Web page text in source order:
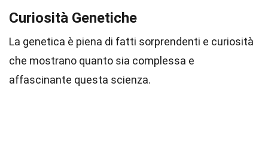
Curiosità Genetiche
La genetica è piena di fatti sorprendenti e curiosità
che mostrano quanto sia complessa e
affascinante questa scienza.